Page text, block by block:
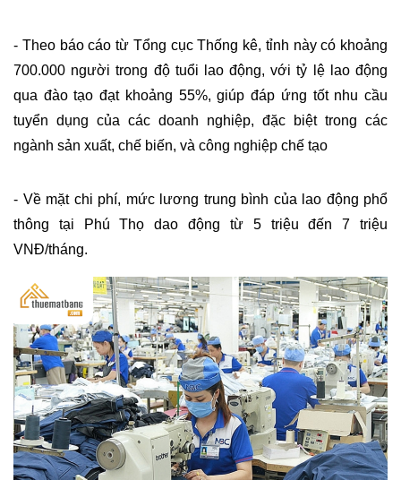
- Theo báo cáo từ Tổng cục Thống kê, tỉnh này có khoảng
700.000 người trong độ tuổi lao động, với tỷ lệ lao động
qua đào tạo đạt khoảng 55%, giúp đáp ứng tốt nhu cầu
tuyển dụng của các doanh nghiệp, đặc biệt trong các
ngành sản xuất, chế biến, và công nghiệp chế tạo
- Về mặt chi phí, mức lương trung bình của lao động phổ
thông tại Phú Thọ dao động từ 5 triệu đến 7 triệu
VNĐ/tháng.